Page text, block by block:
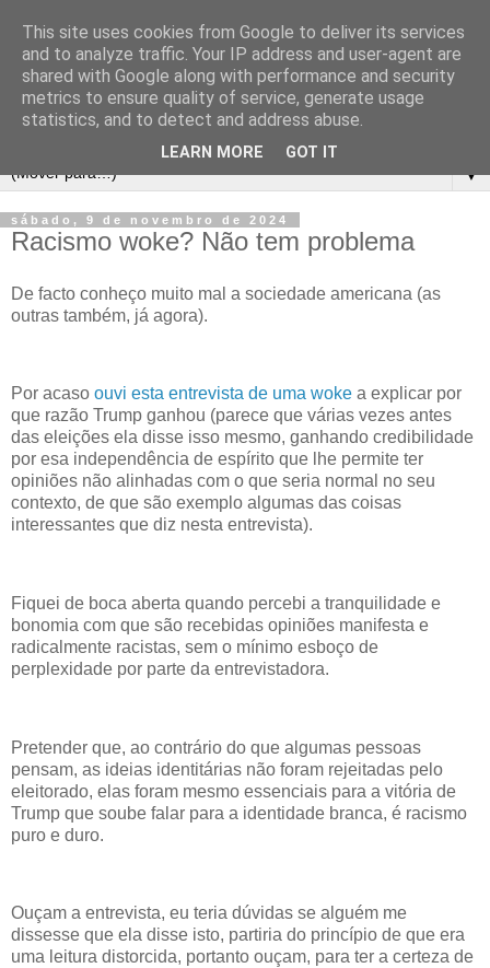
▼
sábado, 9 de novembro de 2024
Racismo woke? Não tem problema
De facto conheço muito mal a sociedade americana (as
outras também, já agora).
Por acaso ouvi esta entrevista de uma woke a explicar por
que razão Trump ganhou (parece que várias vezes antes
das eleições ela disse isso mesmo, ganhando credibilidade
por esa independência de espírito que lhe permite ter
opiniões não alinhadas com o que seria normal no seu
contexto, de que são exemplo algumas das coisas
interessantes que diz nesta entrevista).
Fiquei de boca aberta quando percebi a tranquilidade e
bonomia com que são recebidas opiniões manifesta e
radicalmente racistas, sem o mínimo esboço de
perplexidade por parte da entrevistadora.
Pretender que, ao contrário do que algumas pessoas
pensam, as ideias identitárias não foram rejeitadas pelo
eleitorado, elas foram mesmo essenciais para a vitória de
Trump que soube falar para a identidade branca, é racismo
puro e duro.
Ouçam a entrevista, eu teria dúvidas se alguém me
dissesse que ela disse isto, partiria do princípio de que era
uma leitura distorcida, portanto ouçam, para ter a certeza de
This site uses cookies from Google to deliver its services
and to analyze traffic. Your IP address and user-agent are
shared with Google along with performance and security
metrics to ensure quality of service, generate usage
statistics, and to detect and address abuse.
LEARN MORE GOT IT